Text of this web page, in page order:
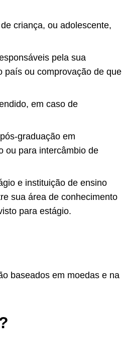
criança, ou adolescente,
pela sua
país ou comprovação de que
em caso de
graduação em
ou para intercâmbio de
e instituição de ensino
sua área de conhecimento
para estágio.
baseados em moedas e na